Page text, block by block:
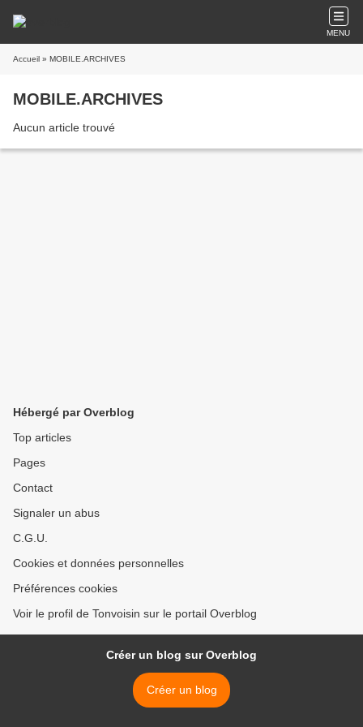
MENU
Accueil » MOBILE.ARCHIVES
MOBILE.ARCHIVES
Aucun article trouvé
Hébergé par Overblog
Top articles
Pages
Contact
Signaler un abus
C.G.U.
Cookies et données personnelles
Préférences cookies
Voir le profil de Tonvoisin sur le portail Overblog
Créer un blog sur Overblog
Créer un blog